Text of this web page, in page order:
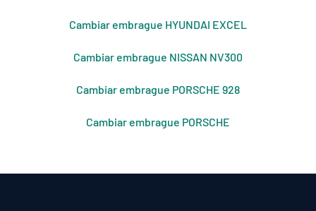
Cambiar embrague HYUNDAI EXCEL
Cambiar embrague NISSAN NV300
Cambiar embrague PORSCHE 928
Cambiar embrague PORSCHE